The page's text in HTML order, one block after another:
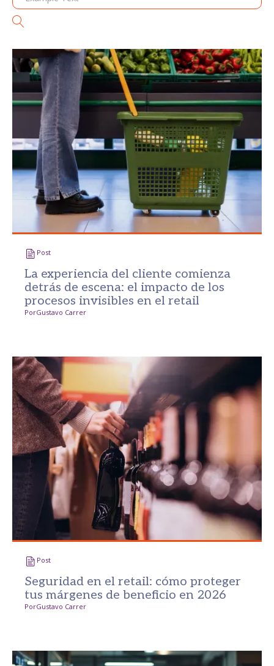
Post
La experiencia del cliente comienza
detrás de escena: el impacto de los
procesos invisibles en el retail
PorGustavo Carrer
Post
Seguridad en el retail: cómo proteger
tus márgenes de beneficio en 2026
PorGustavo Carrer